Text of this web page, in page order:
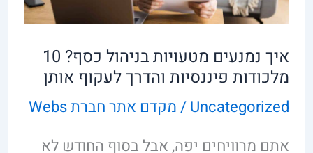
איך נמנעים מטעויות בניהול כסף? 10
מלכודות פיננסיות והדרך לעקוף אותן
Uncategorized
/מקדם אתר חברת Webs
אתם מרוויחים יפה, אבל בסוף החודש לא
10
פיננסיות
והדרך
לעקוף
אותן